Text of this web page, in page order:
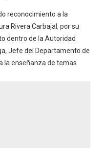
reconocimiento a la
Rivera Carbajal, por su
dentro de la Autoridad
Jefe del Departamento de
la enseñanza de temas